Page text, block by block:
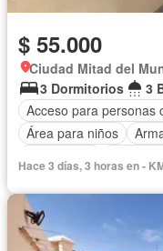
$ 55.000
Ciudad Mitad del
3 Dormitorios
3
Acceso para personas
Área para niños
Seguridad
Hace 3 días, 3 horas en -